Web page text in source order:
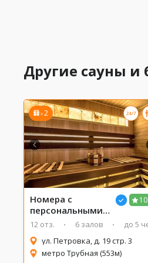
Другие сауны и
x2
1/
2/
3/
4/
5/
6/
Номера с
персональными
сауна
ми
(Revival)
12 отз. 6 залов
до 5
ул. Петровка, д. 19 стр. 3
метро Трубная (553м)